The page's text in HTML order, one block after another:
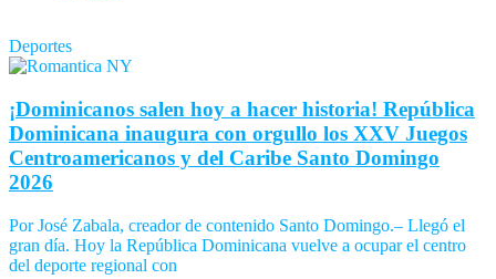
Deportes
¡Dominicanos salen hoy a hacer historia! República
Dominicana inaugura con orgullo los XXV Juegos
Centroamericanos y del Caribe Santo Domingo
2026
Por José Zabala, creador de contenido Santo Domingo.– Llegó el
gran día. Hoy la República Dominicana vuelve a ocupar el centro
del deporte regional con